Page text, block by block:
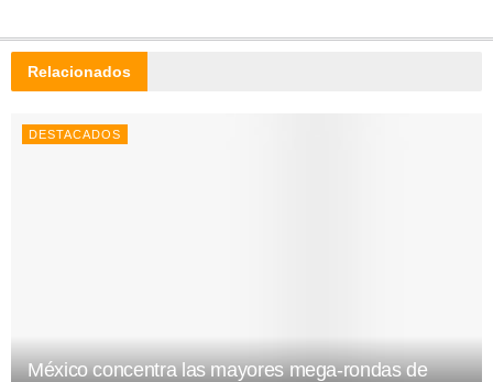
Relacionados
DESTACADOS
México concentra las mayores mega-rondas de